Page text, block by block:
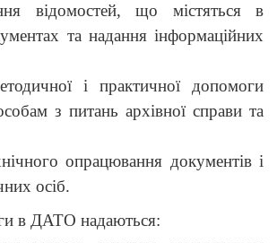
відомостей, що містяться в
та надання інформаційних
і практичної допомоги
з питань архівної справи та
опрацювання документів і
осіб.
в ДАТО надаються: